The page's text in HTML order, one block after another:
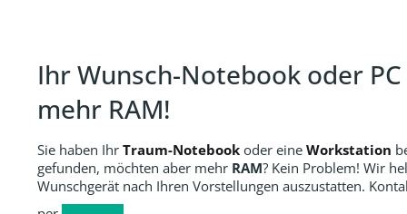
Ihr Wunsch-Notebook oder
mehr RAM!
Sie haben Ihr Traum-Notebook oder eine Workstation
gefunden, möchten aber mehr RAM? Kein Problem! Wir
Wunschgerät nach Ihren Vorstellungen auszustatten.